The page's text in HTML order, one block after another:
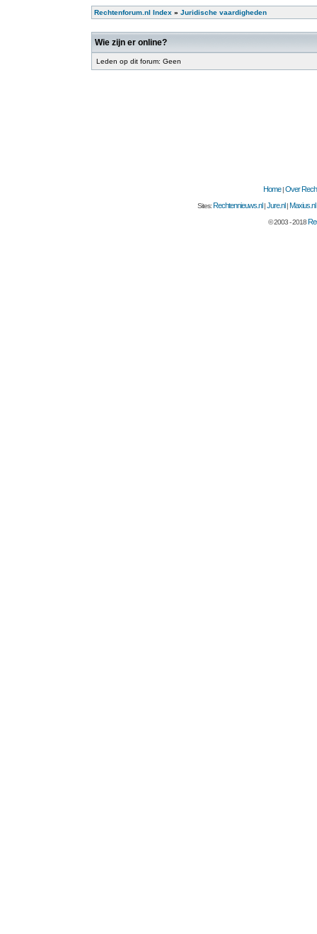
Rechtenforum.nl Index » Juridische vaardigheden
Wie zijn er online?
Leden op dit forum: Geen
Home|Over
Sites:Rechtennieuws.nl |Jure.nl |Maxius.nl
© 2003 - 2018